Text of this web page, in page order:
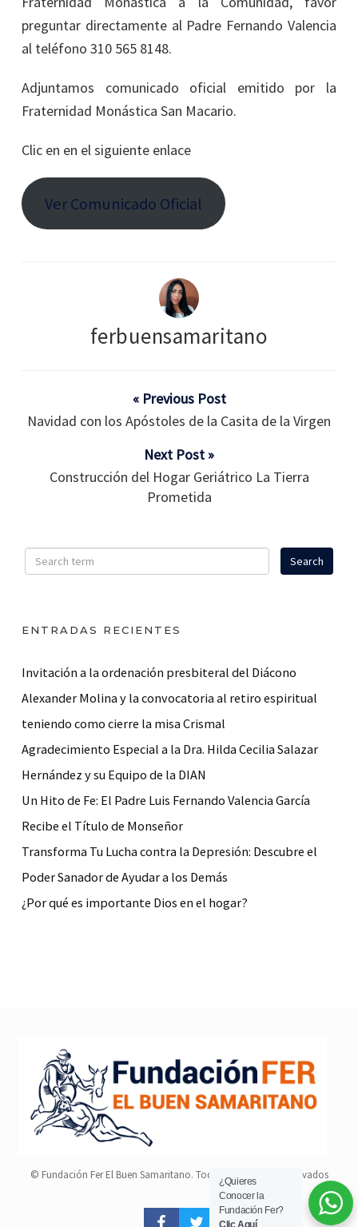
preguntar directamente al Padre Fernando Valencia
al teléfono 310 565 8148.
Adjuntamos comunicado oficial emitido por la
Fraternidad Monástica San Macario.
Clic en en el siguiente enlace
Ver Comunicado Oficial
ferbuensamaritano
« Previous Post
Navidad con los Apóstoles de la Casita de la Virgen
Next Post »
Construcción del Hogar Geriátrico La Tierra
Prometida
ENTRADAS RECIENTES
Invitación a la ordenación presbiteral del Diácono
Alexander Molina y la convocatoria al retiro espiritual
teniendo como cierre la misa Crismal
Agradecimiento Especial a la Dra. Hilda Cecilia Salazar
Hernández y su Equipo de la DIAN
Un Hito de Fe: El Padre Luis Fernando Valencia García
Recibe el Título de Monseñor
Transforma Tu Lucha contra la Depresión: Descubre el
Poder Sanador de Ayudar a los Demás
¿Por qué es importante Dios en el hogar?
© Fundación Fer El Buen Samaritano. Todos los derechos reservados
¿Quieres
Conocer la
Fundación Fer?
Clic Aquí